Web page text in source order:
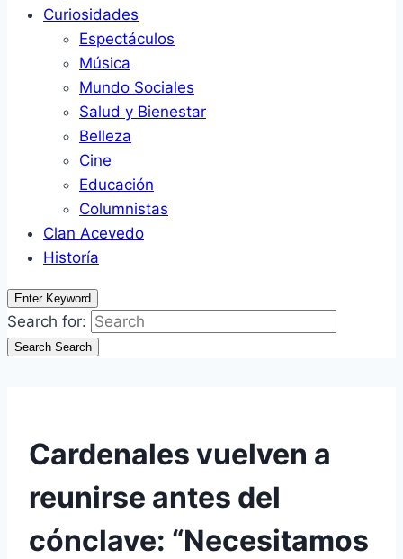
Curiosidades
Espectáculos
Música
Mundo Sociales
Salud y Bienestar
Belleza
Cine
Educación
Columnistas
Clan Acevedo
Historía
Enter Keyword
Search for:
Search Search
Cardenales vuelven a
reunirse antes del
cónclave: “Necesitamos